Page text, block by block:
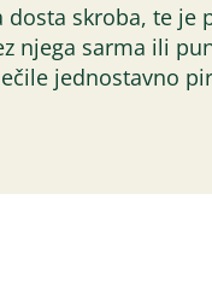
skroba, te
njega sarma ili
jednostavno